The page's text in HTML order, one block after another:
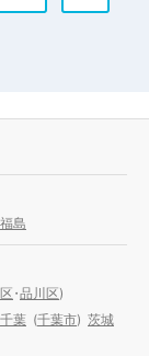
福島
・品川区)
千葉 (千葉市) 茨城